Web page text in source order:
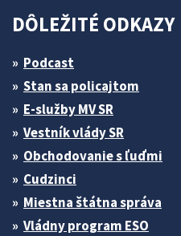
DÔLEŽITÉ ODKAZY
Podcast
Stan sa policajtom
E-služby MV SR
Vestník vlády SR
Obchodovanie s ľuďmi
Cudzinci
Miestna štátna správa
Vládny program ESO